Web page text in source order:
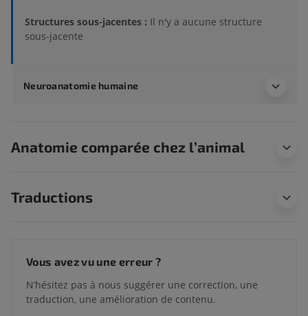
Structures sous-jacentes : Il n'y a aucune structure
sous-jacente
Neuroanatomie humaine
Anatomie comparée chez l’animal
Traductions
Vous avez vu une erreur ?
N’hésitez pas à nous suggérer une correction, une
traduction, une amélioration de contenu.